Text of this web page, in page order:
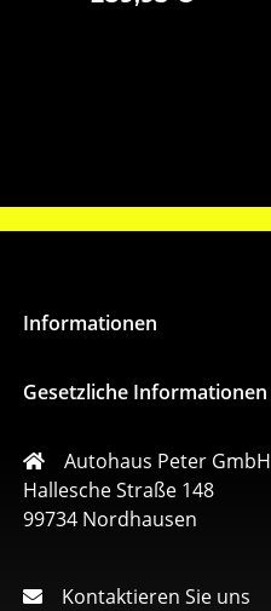
Informationen
Gesetzliche Informationen
Autohaus Peter GmbH
Hallesche Straße 148
99734 Nordhausen
Kontaktieren Sie uns